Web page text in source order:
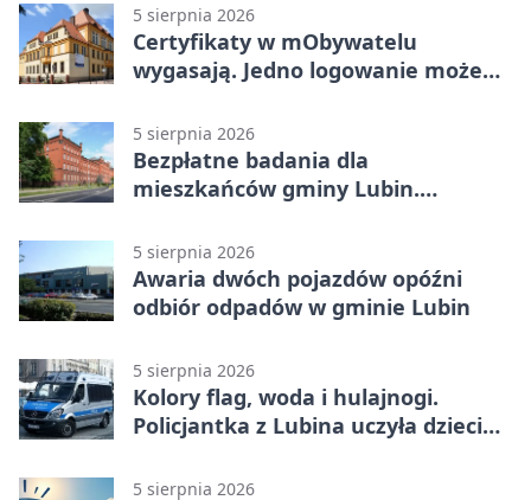
5 sierpnia 2026
Certyfikaty w mObywatelu
wygasają. Jedno logowanie może
5 sierpnia 2026
Bezpłatne badania dla
mieszkańców gminy Lubin.
5 sierpnia 2026
Awaria dwóch pojazdów opóźni
odbiór odpadów w gminie Lubin
5 sierpnia 2026
Kolory flag, woda i hulajnogi.
Policjantka z Lubina uczyła dzieci
5 sierpnia 2026